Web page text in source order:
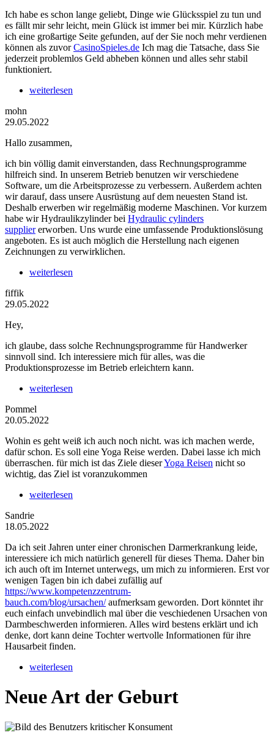
Ich habe es schon lange geliebt, Dinge wie Glücksspiel zu tun und
es fällt mir sehr leicht, mein Glück ist immer bei mir. Kürzlich habe
ich eine großartige Seite gefunden, auf der Sie noch mehr verdienen
können als zuvorCasinoSpieles.de Ich mag die Tatsache, dass Sie
jederzeit problemlos Geld abheben können und alles sehr stabil
funktioniert.
weiterlesen
mohn
29.05.2022
Hallo zusammen,
ich bin völlig damit einverstanden, dass Rechnungsprogramme
hilfreich sind. In unserem Betrieb benutzen wir verschiedene
Software, um die Arbeitsprozesse zu verbessern. Außerdem achten
wir darauf, dass unsere Ausrüstung auf dem neuesten Stand ist.
Deshalb erwerben wir regelmäßig moderne Maschinen. Vor kurzem
habe wir Hydraulikzylinder bei Hydraulic cylinders
suppliererworben. Uns wurde eine umfassende Produktionslösung
angeboten. Es ist auch möglich die Herstellung nach eigenen
Zeichnungen zu verwirklichen.
weiterlesen
fiffik
29.05.2022
Hey,
ich glaube, dass solche Rechnungsprogramme für Handwerker
sinnvoll sind. Ich interessiere mich für alles, was die
Produktionsprozesse im Betrieb erleichtern kann.
weiterlesen
Pommel
20.05.2022
Wohin es geht weiß ich auch noch nicht. was ich machen werde,
dafür schon. Es soll eine Yoga Reise werden. Dabei lasse ich mich
überraschen. für mich ist das Ziele dieserYoga Reisen nicht so
wichtig, das Ziel ist voranzukommen
weiterlesen
Sandrie
18.05.2022
Da ich seit Jahren unter einer chronischen Darmerkrankung leide,
interessiere ich mich natürlich generell für dieses Thema. Daher bin
ich auch oft im Internet unterwegs, um mich zu informieren. Erst vor
wenigen Tagen bin ich dabei zufällig auf
https://www.kompetenzzentrum-
bauch.com/blog/ursachen/aufmerksam geworden. Dort könntet ihr
euch einfach unvebindlich mal über die veschiedenen Ursachen von
Darmbeschwerden informieren. Alles wird bestens erklärt und ich
denke, dort kann deine Tochter wertvolle Informationen für ihre
Hausarbeit finden.
weiterlesen
Neue Art der Geburt